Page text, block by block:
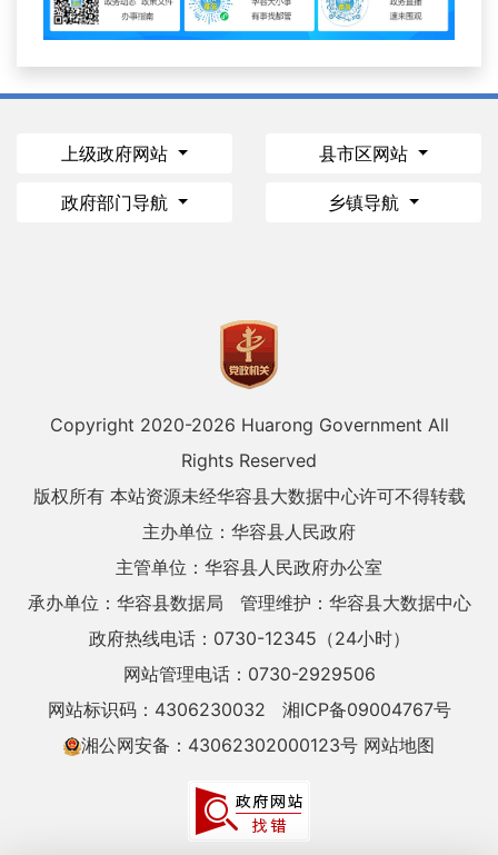
上级政府网站 县市区网站
政府部门导航 乡镇导航
Copyright 2020-2026 Huarong Government All
Rights Reserved
版权所有 本站资源未经华容县大数据中心许可不得转载
主办单位：华容县人民政府
主管单位：华容县人民政府办公室
承办单位：华容县数据局
管理维护：华容县大数据中心
政府热线电话：0730-12345（24小时）
网站管理电话：0730-2929506
网站标识码：4306230032
湘ICP备09004767号
湘公网安备：43062302000123号 网站地图